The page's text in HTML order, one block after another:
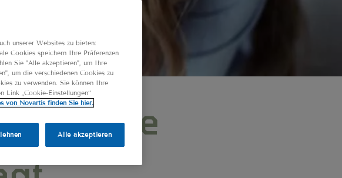
Was die
unserer Websites zu bieten:
Cookies speichern Ihre Präferenzen
Sie "Alle akzeptieren", um Ihre
um die verschiedenen Cookies zu
zu verwenden. Sie können Ihre
Link „Cookie-Einstellungen“
von Novartis finden Sie hier.
Alle akzeptieren